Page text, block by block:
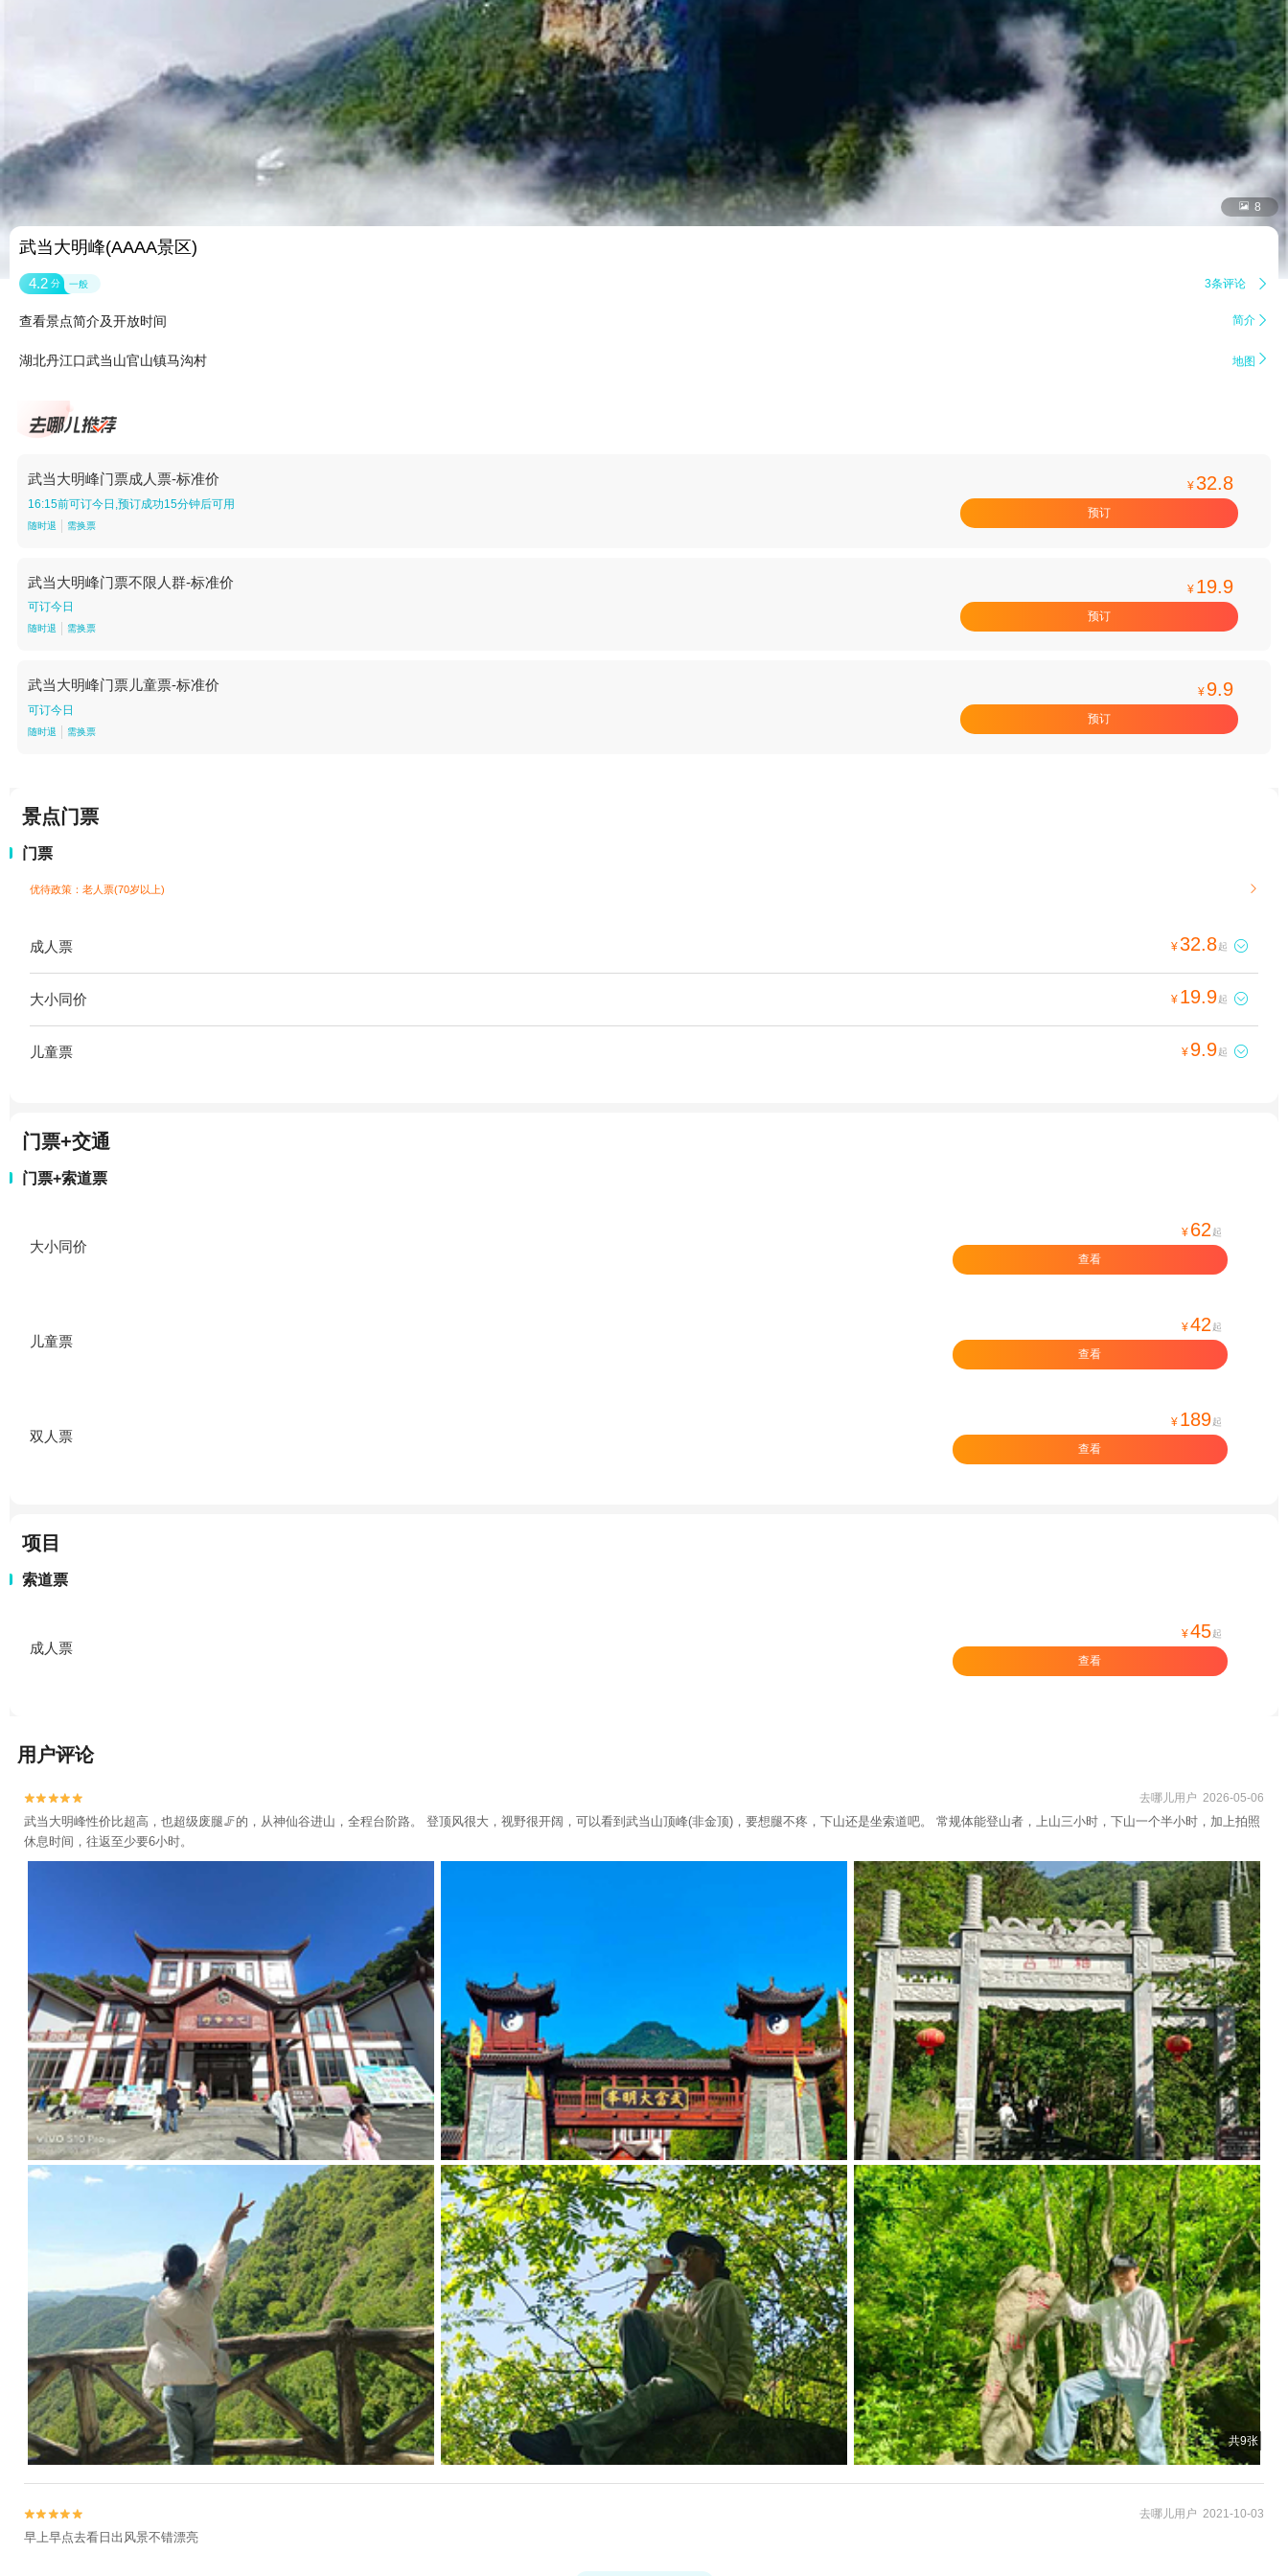
 8
武当大明峰(AAAA景区)
4.2 分 一般 3条评论 
查看景点简介及开放时间 简介 
湖北丹江口武当山官山镇马沟村 地图 
武当大明峰门票成人票-标准价
16:15前可订今日,预订成功15分钟后可用
随时退 需换票
¥32.8
预订
武当大明峰门票不限人群-标准价
可订今日
随时退 需换票
¥ 19.9
预订
武当大明峰门票儿童票-标准价
可订今日
随时退 需换票
¥ 9.9
预订
景点门票
门票
优待政策：老人票(70岁以上) 
成人票 ¥32.8起 
大小同价 ¥ 19.9起 
儿童票 ¥ 9.9起 
门票+交通
门票+索道票
大小同价
¥ 62 起
查看
儿童票
¥42 起
查看
双人票
¥ 189 起
查看
项目
索道票
成人票
¥45 起
查看
用户评论

 去哪儿用户 2026-05-06
武当大明峰性价比超高，也超级废腿🦵的，从神仙谷进山，全程台阶路。 登顶风很大，视野很开阔，可以看到武当山顶峰(非金顶)，要想腿不疼，下山还是坐索道吧。 常规体能登山者，上山三小时，下山一个半小时，加上拍照
休息时间，往返至少要6小时。
共9张

 去哪儿用户 2021-10-03
早上早点去看日出风景不错漂亮